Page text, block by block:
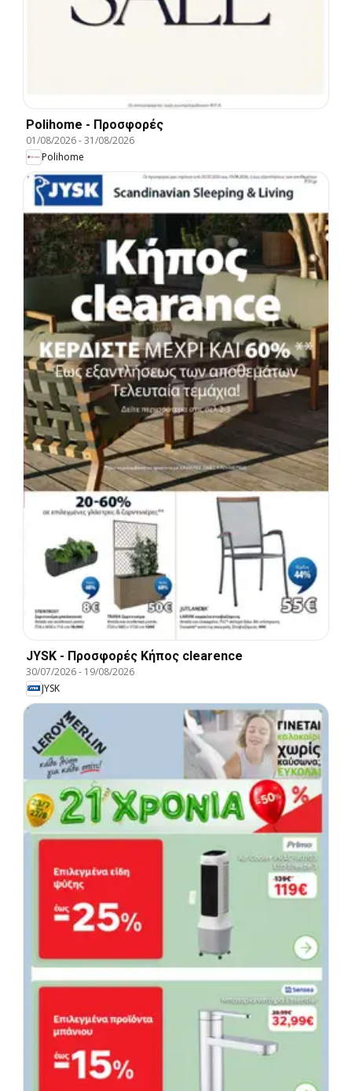
Polihome - Προσφορές
01/08/2026-31/08/2026
Polihome
JYSK - Προσφορές Κήπος clearence
30/07/2026- 19/08/2026
JYSK